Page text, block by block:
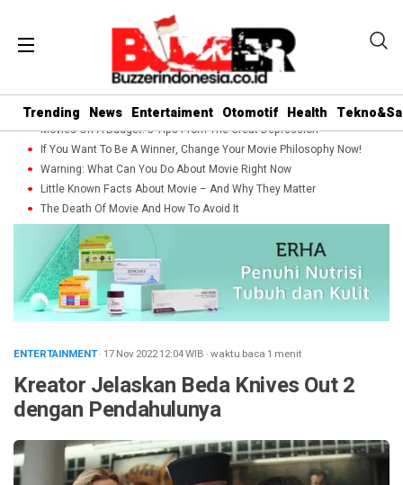
Trending News Entertaiment Otomotif Health
Movies On A Budget: 5 Tips From The Great Depression
If You Want To Be A Winner, Change Your Movie Philosophy Now!
Warning: What Can You Do About Movie Right Now
Little Known Facts About Movie – And Why They Matter
The Death Of Movie And How To Avoid It
ENTERTAINMENT· 17 Nov 202212:04WIB ·waktu baca 1 menit
Kreator Jelaskan Beda Knives Out 2
dengan Pendahulunya